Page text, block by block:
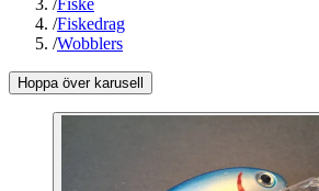
/Fiske
/Fiskedrag
/Wobblers
Hoppa över karusell